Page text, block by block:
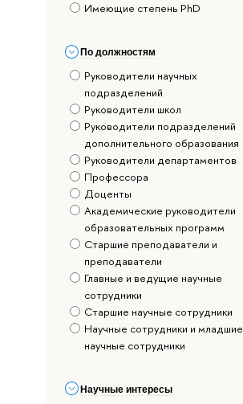
Имеющие степень PhD
По должностям
Руководители научных
подразделений
Руководители школ
Руководители подразделений
дополнительного образования
Руководители департаментов
Профессора
Доценты
Академические руководители
образовательных программ
Старшие преподаватели и
преподаватели
Главные и ведущие научные
сотрудники
Старшие научные сотрудники
Научные сотрудники и младшие
научные сотрудники
Научные интересы